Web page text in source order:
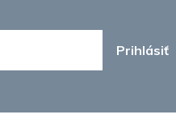
Prihlásiť